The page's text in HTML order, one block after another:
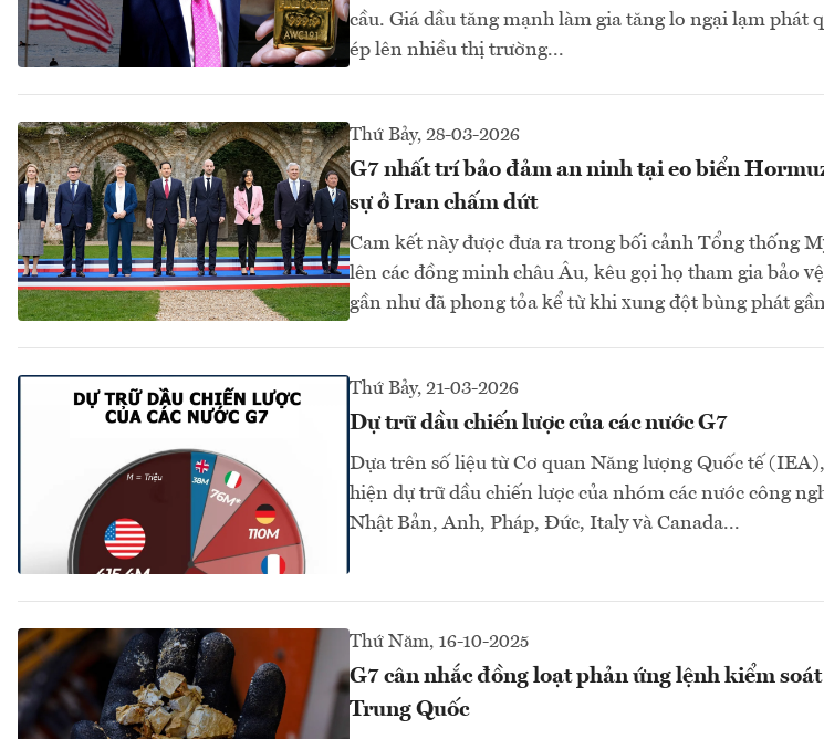
cầu. Giá dầu tăng mạnh làm gia tăng lo ngại lạm phát
ép lên nhiều thị trường...
Thứ Bảy, 28-03-2026
G7 nhất trí bảo đảm an ninh tại eo biển
sự ở Iran chấm dứt
Cam kết này được đưa ra trong bối cảnh Tổng thống
lên các đồng minh châu Âu, kêu gọi họ tham gia bảo
gần như đã phong tỏa kể từ khi xung đột bùng phát
Thứ Bảy, 21-03-2026
Dự trữ dầu chiến lược của các nước G7
Dựa trên số liệu từ Cơ quan Năng lượng Quốc tế
hiện dự trữ dầu chiến lược của nhóm các nước công
Nhật Bản, Anh, Pháp, Đức, Italy và Canada...
Thứ Năm, 16-10-2025
G7 cân nhắc đồng loạt phản ứng lệnh kiểm
Trung Quốc